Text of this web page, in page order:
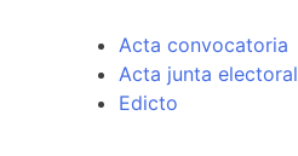
Acta convocatoria
Acta junta electoral
Edicto